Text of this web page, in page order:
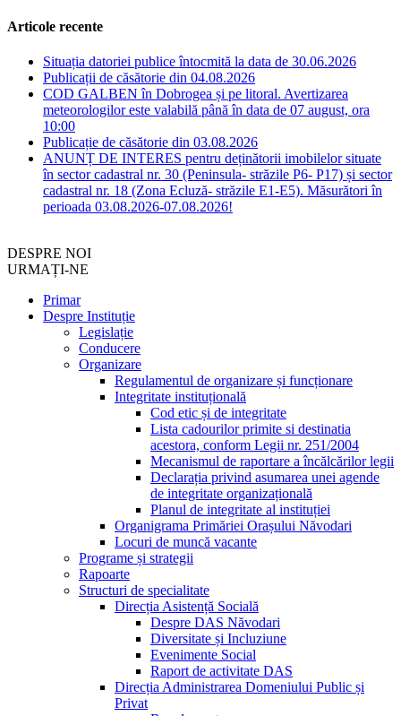
Articole recente
Situația datoriei publice întocmită la data de 30.06.2026
Publicații de căsătorie din 04.08.2026
COD GALBEN în Dobrogea și pe litoral. Avertizarea
meteorologilor este valabilă până în data de 07 august, ora
10:00
Publicație de căsătorie din 03.08.2026
ANUNȚ DE INTERES pentru deținătorii imobilelor situate
în sector cadastral nr. 30 (Peninsula- străzile P6- P17) și sector
cadastral nr. 18 (Zona Ecluză- străzile E1-E5). Măsurători în
perioada 03.08.2026-07.08.2026!
DESPRE NOI
URMAȚI-NE
Primar
Despre Instituție
Legislație
Conducere
Organizare
Regulamentul de organizare și funcționare
Integritate instituțională
Cod etic și de integritate
Lista cadourilor primite si destinatia
acestora, conform Legii nr. 251/2004
Mecanismul de raportare a încălcărilor legii
Declarația privind asumarea unei agende
de integritate organizațională
Planul de integritate al instituției
Organigrama Primăriei Orașului Năvodari
Locuri de muncă vacante
Programe și strategii
Rapoarte
Structuri de specialitate
Direcția Asistență Socială
Despre DAS Năvodari
Diversitate și Incluziune
Evenimente Social
Raport de activitate DAS
Direcția Administrarea Domeniului Public și
Privat